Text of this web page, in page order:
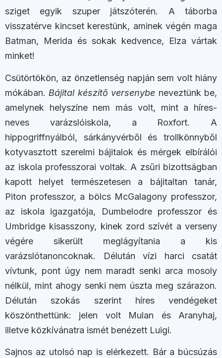
sziget egyik szuper játszóterén. A táborba
visszatérve kincset kerestünk, aminek végén maga
Batman, Merida és sokak kedvence, Elza vártak
minket!
Csütörtökön, az önzetlenség napján sem volt hiány
mókában. Bájital készítő versenybe neveztünk be,
amelynek helyszíne nem más volt, mint a híres-
neves varázslóiskola, a Roxfort. A
hippogriffnyálból, sárkányvérből és trollkönnyből
kotyvasztott szerelmi bájitalok és mérgek elbírálói
az iskola professzorai voltak. A zsűri bizottságban
kapott helyet természetesen a bájitaltan tanár,
Piton professzor, a bölcs McGalagony professzor,
az iskola igazgatója, Dumbelodre professzor és
Umbridge kisasszony, kinek zord szívét a verseny
végére sikerült meglágyítania a kis
varázslótanoncoknak. Délután vízi harci csatát
vívtunk, pont úgy nem maradt senki arca mosoly
nélkül, mint ahogy senki nem úszta meg szárazon.
Délután szokás szerint híres vendégeket
köszönthettünk: jelen volt Mulan és Aranyhaj,
illetve közkívánatra ismét benézett Luigi.
Sajnos az utolsó nap is elérkezett. Bár a búcsúzás